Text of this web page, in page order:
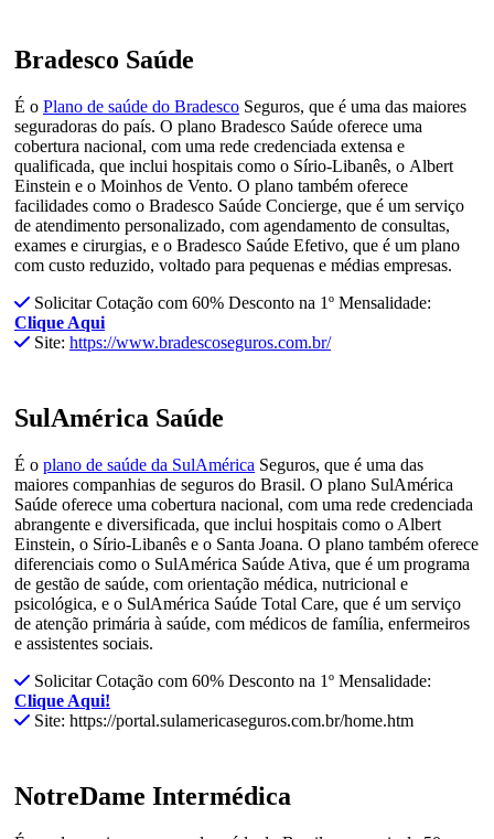
Bradesco Saúde
É o Plano de saúde do Bradesco Seguros, que é uma das maiores
seguradoras do país. O plano Bradesco Saúde oferece uma
cobertura nacional, com uma rede credenciada extensa e
qualificada, que inclui hospitais como o Sírio-Libanês, o Albert
Einstein e o Moinhos de Vento. O plano também oferece
facilidades como o Bradesco Saúde Concierge, que é um serviço
de atendimento personalizado, com agendamento de consultas,
exames e cirurgias, e o Bradesco Saúde Efetivo, que é um plano
com custo reduzido, voltado para pequenas e médias empresas.
Solicitar Cotação com 60% Desconto na 1º Mensalidade:
Clique Aqui
Site: https://www.bradescoseguros.com.br/
SulAmérica Saúde
É o plano de saúde da SulAmérica Seguros, que é uma das
maiores companhias de seguros do Brasil. O plano SulAmérica
Saúde oferece uma cobertura nacional, com uma rede credenciada
abrangente e diversificada, que inclui hospitais como o Albert
Einstein, o Sírio-Libanês e o Santa Joana. O plano também oferece
diferenciais como o SulAmérica Saúde Ativa, que é um programa
de gestão de saúde, com orientação médica, nutricional e
psicológica, e o SulAmérica Saúde Total Care, que é um serviço
de atenção primária à saúde, com médicos de família, enfermeiros
e assistentes sociais.
Solicitar Cotação com 60% Desconto na 1º Mensalidade:
Clique Aqui!
Site: https://portal.sulamericaseguros.com.br/home.htm
NotreDame Intermédica